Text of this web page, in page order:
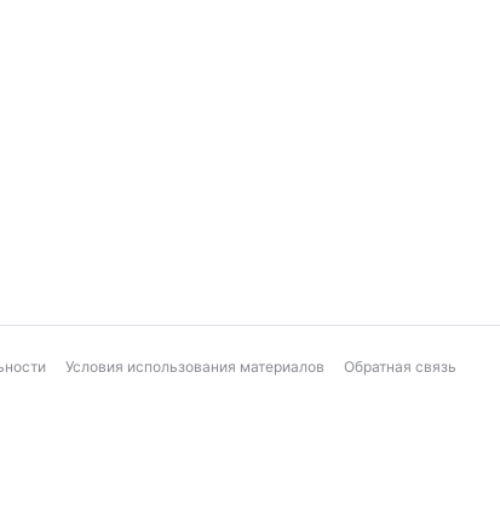
Условия использования материалов Обратная связь